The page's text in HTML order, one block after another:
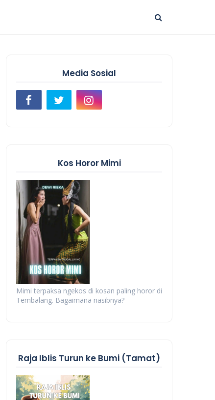
Media Sosial
Kos Horor Mimi
Mimi terpaksa ngekos di kosan paling horor di
Tembalang. Bagaimana nasibnya?
Raja Iblis Turun ke Bumi (Tamat)